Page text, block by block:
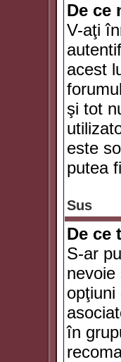
De ce
V-aţi
acest
şi tot
este
putea
Sus
De ce
S-ar
opţiuni
în